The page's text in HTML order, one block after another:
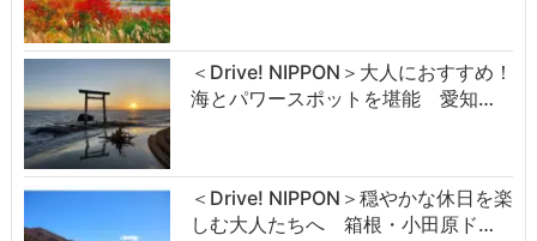
＜Drive! NIPPON＞大人におすすめ！
海とパワースポットを堪能 愛知…
＜Drive! NIPPON＞穏やかな休日を楽
しむ大人たちへ 箱根・小田原ド…